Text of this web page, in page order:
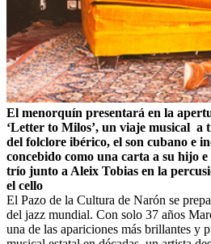
El menorquín presentará en la
‘Letter to Milos’, un viaje musical a
del folclore ibérico, el son cubano e
concebido como una carta a su hijo
trío junto a Aleix Tobias en la
el cello
El Pazo de la Cultura de Narón se
del jazz mundial. Con solo 37 años
una de las apariciones más brillantes y